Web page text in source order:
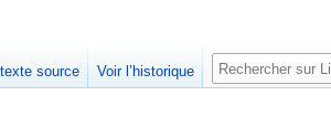
source Voir l’historique Rechercher